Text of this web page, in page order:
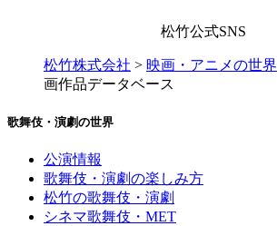
松竹公式SNS
松竹株式会社 > 映画・アニメの世界
画作品データベース
歌舞伎・演劇の世界
公演情報
歌舞伎・演劇の楽しみ方
松竹の歌舞伎・演劇
シネマ歌舞伎・MET